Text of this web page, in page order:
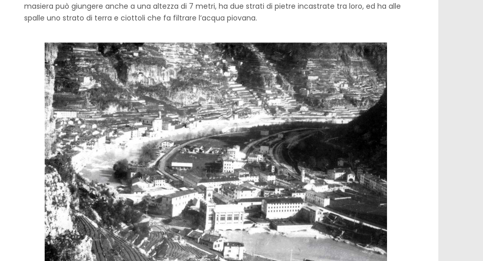
masiera può giungere anche a una altezza di 7 metri, ha due strati di pietre incastrate tra loro, ed ha alle
spalle uno strato di terra e ciottoli che fa filtrare l’acqua piovana.